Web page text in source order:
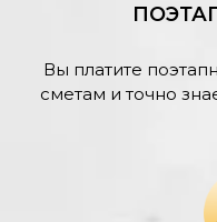
Вы платите
сметам и точно